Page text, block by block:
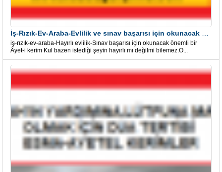
iş-rızık-ev-araba-Hayırlı evlilik-Sınav başarısı için okunacak önemli bir
Âyet-i kerim Kul bazen istediği şeyin hayırlı mı değilmi bilemez.O...